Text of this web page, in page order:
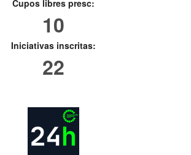
Cupos libres presc:
10
Iniciativas inscritas:
22